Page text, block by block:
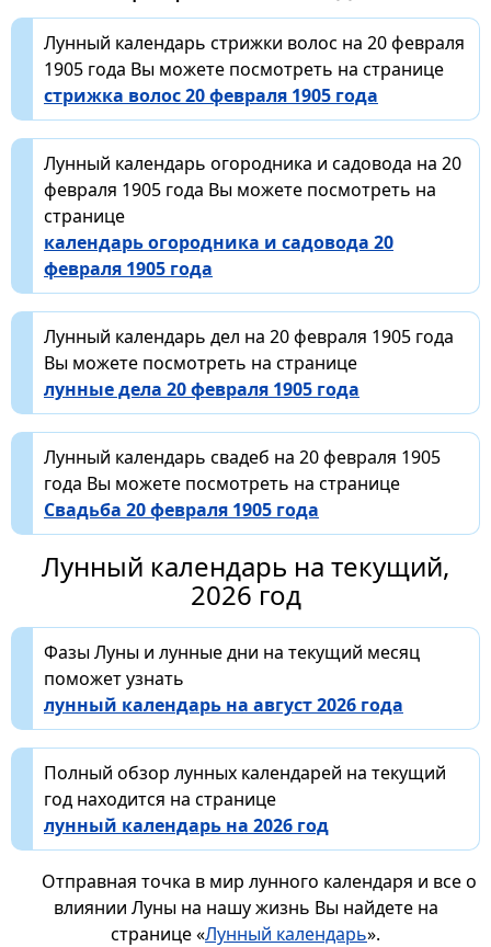
Лунный календарь стрижки волос на 20 февраля
1905 года Вы можете посмотреть на странице
стрижка волос 20 февраля 1905 года
Лунный календарь огородника и садовода на 20
февраля 1905 года Вы можете посмотреть на
странице
календарь огородника и садовода 20
февраля 1905 года
Лунный календарь дел на 20 февраля 1905 года
Вы можете посмотреть на странице
лунные дела 20 февраля 1905 года
Лунный календарь свадеб на 20 февраля 1905
года Вы можете посмотреть на странице
Свадьба 20 февраля 1905 года
Лунный календарь на текущий,
2026 год
Фазы Луны и лунные дни на текущий месяц
поможет узнать
лунный календарь на август 2026 года
Полный обзор лунных календарей на текущий
год находится на странице
лунный календарь на 2026 год
Отправная точка в мир лунного календаря и все о
влиянии Луны на нашу жизнь Вы найдете на
странице «Лунный календарь».